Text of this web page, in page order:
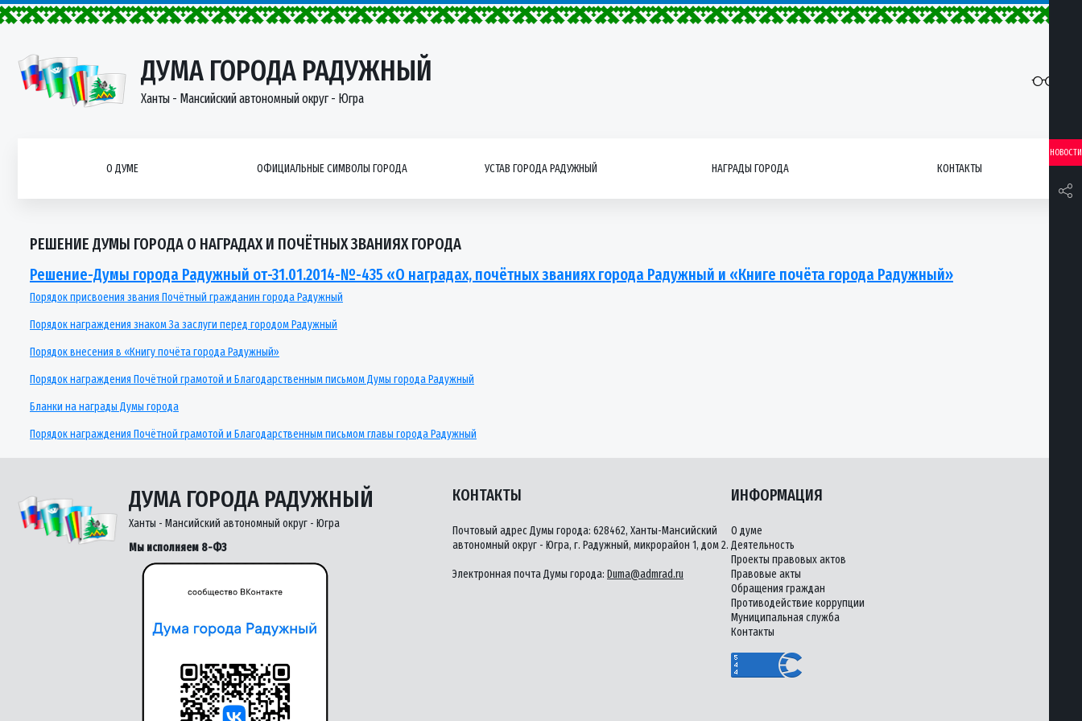
ДУМА ГОРОДА РАДУЖНЫЙ
Ханты - Мансийский автономный округ - Югра
О ДУМЕ ОФИЦИАЛЬНЫЕ СИМВОЛЫ ГОРОДА УСТАВ ГОРОДА РАДУЖНЫЙ НАГРАДЫ ГОРОДА КОНТАКТЫ
НОВОСТИ
РЕШЕНИЕ ДУМЫ ГОРОДА О НАГРАДАХ И ПОЧЁТНЫХ ЗВАНИЯХ ГОРОДА
Решение-Думы города Радужный от-31.01.2014-№-435 «О наградах, почётных званиях города Радужный и «Книге почёта города Радужный»
Порядок присвоения звания Почётный гражданин города Радужный
Порядок награждения знаком За заслуги перед городом Радужный
Порядок внесения в «Книгу почёта города Радужный»
Порядок награждения Почётной грамотой и Благодарственным письмом Думы города Радужный
Бланки на награды Думы города
Порядок награждения Почётной грамотой и Благодарственным письмом главы города Радужный
ДУМА ГОРОДА РАДУЖНЫЙ
Ханты - Мансийский автономный округ - Югра
Мы исполняем 8-ФЗ
КОНТАКТЫ
Почтовый адрес Думы города: 628462, Ханты-Мансийский
автономный округ - Югра, г. Радужный, микрорайон 1, дом 2.
Электронная почта Думы города: Duma@admrad.ru
ИНФОРМАЦИЯ
О думе
Деятельность
Проекты правовых актов
Правовые акты
Обращения граждан
Противодействие коррупции
Муниципальная служба
Контакты